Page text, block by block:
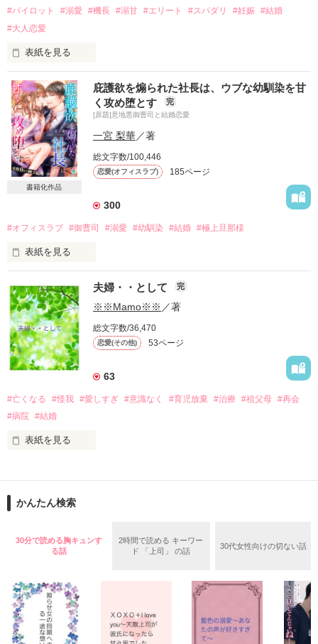
#パイロット #溺愛 #機長 #溺甘 #エリート #スパダリ #妊娠 #結婚
#大人恋愛
表紙を見る
【文庫本とは内容が異なっております。結婚・出産後のふたり
＼番外編／を30ページほど書き下ろしていますので、どうぞよ
ろしくお願いいたします】
椎名虹輝（しいなこうき）34歳
航空会社『Nippon Airlines』
社内史上最年少機長
×
新川菜乃（しんかわなの）27歳
空港グランドスタッフ
恋愛依存体質の菜乃は、過去の失敗から
あらゆる手段を使って愛を囁く
エリートパイロットの猛愛は止まらない
「菜乃が不安にならないように、全力で愛せばいいんだろ
う？」
私が疑心暗鬼にならないように
たくさんの愛情を注いでくれる彼となら
そして予想外に愛の証を授かった菜乃は……？
2021/07/07～08/07 完結
書籍化作品
庇護欲を煽られた社長は、ウブな幼馴染を甘
く攻め堕とす
完
[原題]意地悪御曹司と結婚恋愛
一宮 梨華／著
総文字数/100,446
恋愛(オフィスラブ) 185ページ
300
#オフィスラブ #御曹司 #溺愛 #幼馴染 #結婚 #極上旦那様
表紙を見る
彼に逃げられた
小原椎花（24歳）
途方暮れていると、
追い打ちをかけるように
ひったくりに遭ってしまう。
ついていない自分に絶望していると、
兄の同級生で、椎花にとっても幼馴染の
高宮千晃（27歳）
彼は地元では有名な御曹司。
偶然の再会に驚きつつ事情を話すと、
両親に挨拶をすると言い出し……！
夫婦・・として 完
※※Mamo※※ ／著
総文字数/36,470
恋愛(その他) 53ページ
63
#亡くなる #怪我 #愛しすぎ #意識なく #育児放棄 #治療 #祖父母 #再会
#病院 #結婚
表紙を見る
完結致しました。
読んで頂きましたら幸いです。
合わないと思われましたら
直ぐに退出して下さい。
*****　ここから　*****
夫を亡くした・・私。
かんたん検索
30分で読める胸キュンす
る話
2時間で読める キーワー
ド 「上司」 の話
30代女性向けの切ない話